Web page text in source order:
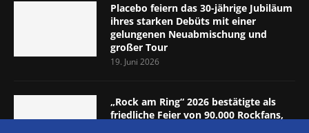
Placebo feiern das 30-jährige Jubiläum
ihres starken Debüts mit einer
gelungenen Neuabmischung und
großer Tour
19. Juni 2026
„Rock am Ring“ 2026 bestätigte als
friedliche Feier von 90.000 Rockfans,